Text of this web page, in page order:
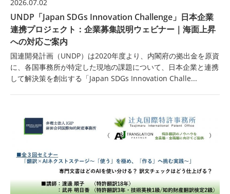
2026.07.02
UNDP「Japan SDGs Innovation Challenge」日本企業
連携プロジェクト：企業募集説明ウェビナー｜海面上昇
への対応ご案内
国連開発計画（UNDP）は2020年度より、内閣府の拠出金を原資
に、各国事務所が特定した現地の課題について、日本企業と連携
して解決策を創出する「Japan SDGs Innovation Challe...